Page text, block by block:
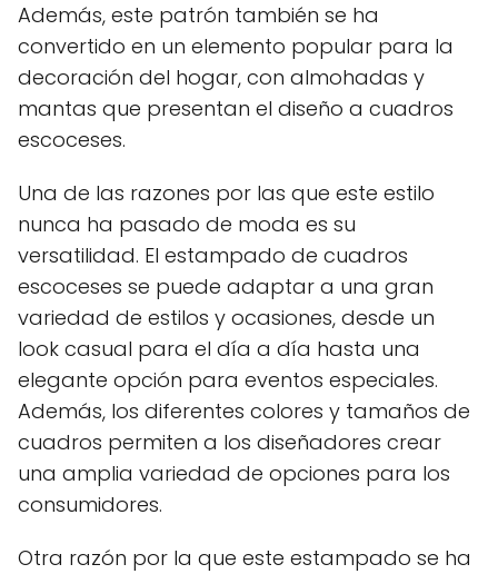
Además, este patrón también se ha
convertido en un elemento popular para la
decoración del hogar, con almohadas y
mantas que presentan el diseño a cuadros
escoceses.
Una de las razones por las que este estilo
nunca ha pasado de moda es su
versatilidad. El estampado de cuadros
escoceses se puede adaptar a una gran
variedad de estilos y ocasiones, desde un
look casual para el día a día hasta una
elegante opción para eventos especiales.
Además, los diferentes colores y tamaños de
cuadros permiten a los diseñadores crear
una amplia variedad de opciones para los
consumidores.
Otra razón por la que este estampado se ha